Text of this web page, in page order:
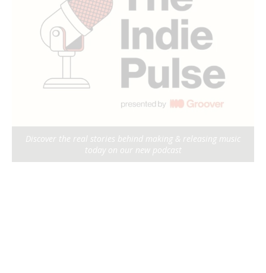
Discover the real stories behind making & releasing music
today on our new podcast